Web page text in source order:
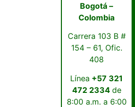
Bogotá –
Colombia
Carrera 103 B #
154 – 61, Ofic.
408
Línea +57 321
472 2334 de
8:00 a.m. a 6:00